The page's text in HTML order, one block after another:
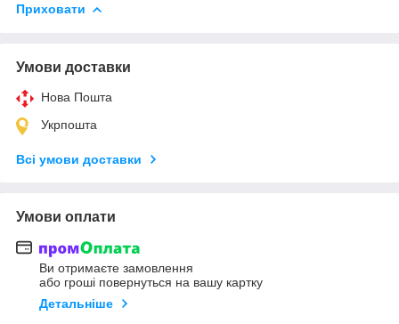
Приховати
Умови доставки
Нова Пошта
Укрпошта
Всі умови доставки
Умови оплати
Ви отримаєте замовлення
або гроші повернуться на вашу картку
Детальніше